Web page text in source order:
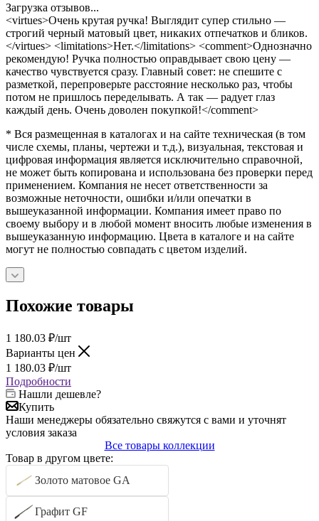
Загрузка отзывов...
<virtues>Очень крутая ручка! Выглядит супер стильно —
строгий черный матовый цвет, никаких отпечатков и бликов.
</virtues> <limitations>Нет.</limitations> <comment>Однозначно
рекомендую! Ручка полностью оправдывает свою цену —
качество чувствуется сразу. Главный совет: не спешите с
разметкой, перепроверьте расстояние несколько раз, чтобы
потом не пришлось переделывать. А так — радует глаз
каждый день. Очень доволен покупкой!</comment>
* Вся размещенная в каталогах и на сайте техническая (в том
числе схемы, планы, чертежи и т.д.), визуальная, текстовая и
цифровая информация является исключительно справочной,
не может быть копирована и использована без проверки перед
применением. Компания не несет ответственности за
возможные неточности, ошибки и/или опечатки в
вышеуказанной информации. Компания имеет право по
своему выбору и в любой момент вносить любые изменения в
вышеуказанную информацию. Цвета в каталоге и на сайте
могут не полностью совпадать с цветом изделий.
Похожие товары
1 180.03 ₽/шт
Варианты цен
1 180.03 ₽/шт
Подробности
Нашли дешевле?
Купить
Наши менеджеры обязательно свяжутся с вами и уточнят
условия заказа
Все товары коллекции
Товар в другом цвете:
Золото матовое GA
Графит GF